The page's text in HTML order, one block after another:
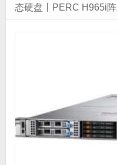
态硬盘丨PERC H965i